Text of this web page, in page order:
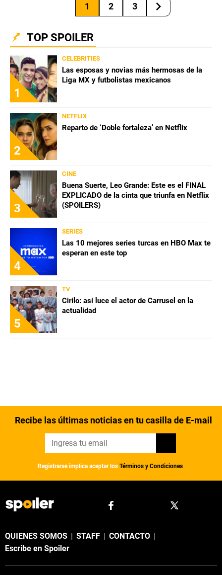
1 2 3
TOP SPOILER
1
CELEBRITIES
Las esposas y novias más hermosas de la
Liga MX y futbolistas mexicanos
2
NETFLIX
Reparto de ‘Doble fortaleza’ en Netflix
3
CINE
Buena Suerte, Leo Grande: Este es el FINAL
EXPLICADO de la cinta que triunfa en Netflix
(SPOILERS)
4
SERIES
Las 10 mejores series turcas en HBO Max te
esperan en este top
5
TV
Cirilo: así luce el actor de Carrusel en la
actualidad
Recibe las últimas noticias en tu casilla de E-mail
Registrarse implica aceptar los Términos y Condiciones
QUIENES SOMOS | STAFF | CONTACTO |
Escribe en Spoiler